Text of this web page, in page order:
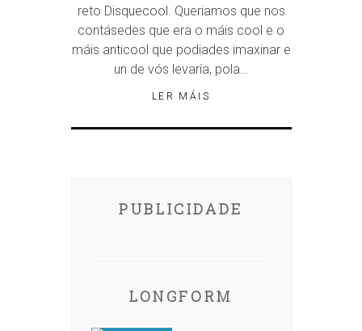
reto Disquecool. Queriamos que nos
contásedes que era o máis cool e o
máis anticool que podiades imaxinar e
un de vós levaría, pola…
LER MÁIS
PUBLICIDADE
LONGFORM